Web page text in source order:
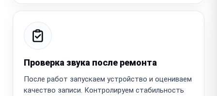
Проверка звука после ремонта
После работ запускаем устройство и оцениваем
качество записи. Контролируем стабильность